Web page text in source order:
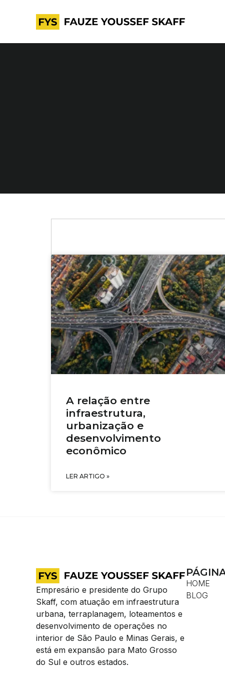
A relação entre
infraestrutura,
urbanização e
desenvolvimento
econômico
LER ARTIGO »
Empresário e presidente do Grupo
Skaff, com atuação em infraestrutura
urbana, terraplanagem, loteamentos e
desenvolvimento de operações no
interior de São Paulo e Minas Gerais, e
está em expansão para Mato Grosso
do Sul e outros estados.
HOME
BLOG